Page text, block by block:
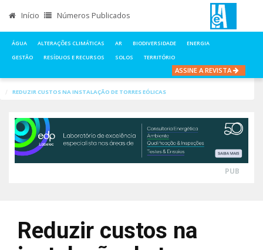
Início Números Publicados
ÁGUA ALTERAÇÕES CLIMÁTICAS AR BIODIVERSIDADE
ENERGIA
GESTÃO
RESÍDUOS E RECURSOS SOLOS TERRITÓRIO
ASSINE A REVISTA
REDUZIR CUSTOS NA INSTALAÇÃO DE TORRES EÓLICAS
PUB
Reduzir custos na